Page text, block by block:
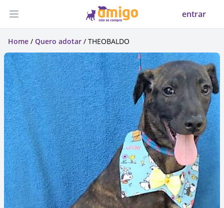
Abrir menu entrar
Home / Quero adotar / THEOBALDO